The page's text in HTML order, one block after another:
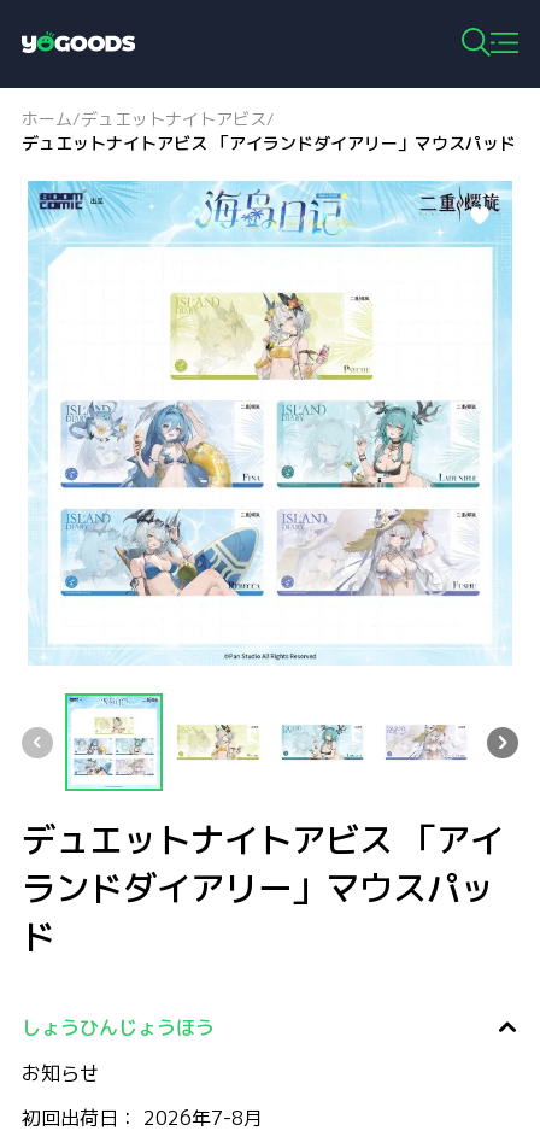
o
g
o
o
s
ホーム/デュエットナイトアビス/
デュエットナイトアビス 「アイランドダイアリー」マウスパッド
デュエットナイトアビス 「アイ
ランドダイアリー」マウスパッ
ド
しょうひんじょうほう
お知らせ
初回出荷日： 2026年7-8月